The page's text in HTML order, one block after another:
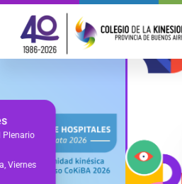
Congreso
Un encuentro que reúne
comunidad kinésica.
20, 21 y 22 de agosto
del Plata